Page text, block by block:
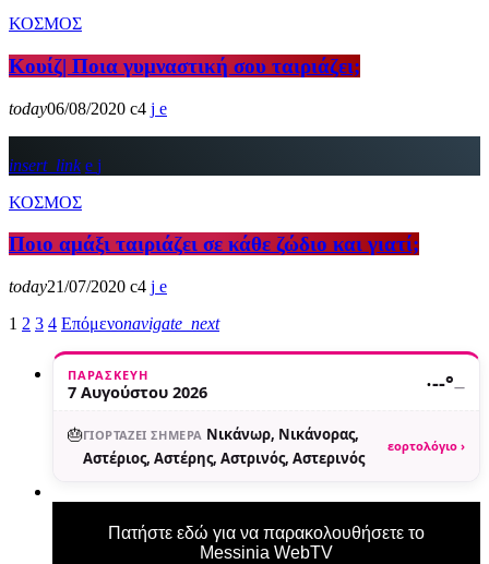
ΚΟΣΜΟΣ
Κουίζ| Ποια γυμναστική σου ταιριάζει;
today06/08/2020 4
insert_link
ΚΟΣΜΟΣ
Ποιο αμάξι ταιριάζει σε κάθε ζώδιο και γιατί;
today21/07/2020
4
1 2 3 4 Επόμενοnavigate_next
ΠΑΡΑΣΚΕΥΉ
7 Αυγούστου 2026 ·--°—
🎂ΓΙΟΡΤΆΖΕΙ ΣΉΜΕΡΑ Νικάνωρ, Νικάνορας,
Αστέριος, Αστέρης, Αστρινός, Αστερινός
εορτολόγιο ›
Πατήστε εδώ για να παρακολουθήσετε το
Messinia WebTV